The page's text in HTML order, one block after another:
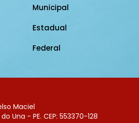
Municipal
Estadual
Federal
Maciel
Una - PE. CEP: 553370-128